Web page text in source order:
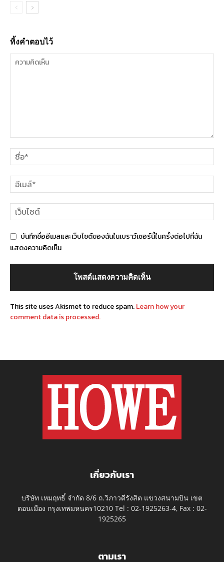
ทิ้งคำตอบไว้
บันทึกชื่ออีเมลและเว็บไซต์ของฉันในเบราว์เซอร์นี้ในครั้งต่อไปที่ฉัน
แสดงความคิดเห็น
This site uses Akismet to reduce spam.Learn how your
comment data is processed.
เกี่ยวกับเรา
บริษัท เหมฤทธิ์ จำกัด 8/6 ถ.วิภาวดีรังสิต แขวงสนามบิน เขต
ดอนเมือง กรุงเทพมหนคร10210 Tel : 02-1925263-4, Fax : 02-
1925265
ตามเรา